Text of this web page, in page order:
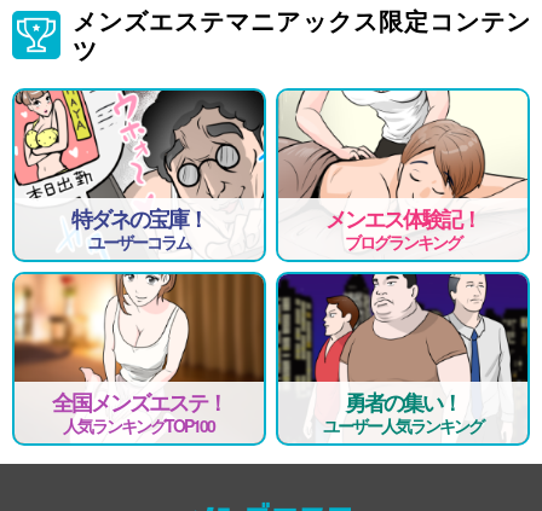
メンズエステマニアックス限定コンテン
ツ
特ダネの宝庫！
ユーザーコラム
メンエス体験記！
ブログランキング
全国メンズエステ！
人気ランキングTOP100
勇者の集い！
ユーザー人気ランキング